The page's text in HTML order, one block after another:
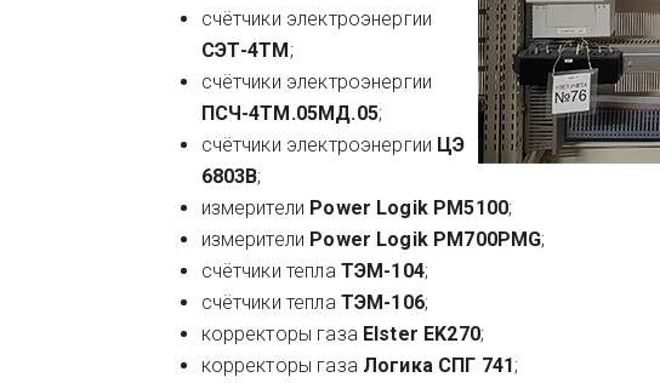
счётчики электроэнергии
СЭТ-4ТМ;
счётчики электроэнергии
ПСЧ-4ТМ.05МД.05;
счётчики электроэнергии ЦЭ
6803В;
измерители Power Logik PM5100;
измерители Power Logik PM700PMG;
счётчики тепла ТЭМ-104;
счётчики тепла ТЭМ-106;
корректоры газа Elster EK270;
корректоры газа Логика СПГ 741;